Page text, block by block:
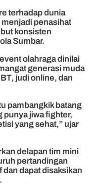
terhadap dunia
menjadi penasihat
konsisten
Sumbar.
olahraga dinilai
generasi muda
judi online, dan
pambangkik batang
punya jiwa fighter,
yang sehat,” ujar
delapan tim mini
pertandingan
dapat disaksikan